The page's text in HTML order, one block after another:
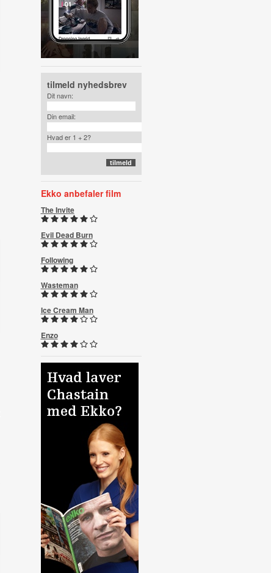
tilmeld nyhedsbrev
Dit navn:
Din email:
Hvad er 1 + 2?
Ekko anbefaler film
The Invite
Evil Dead Burn
Following
Wasteman
Ice Cream Man
Enzo